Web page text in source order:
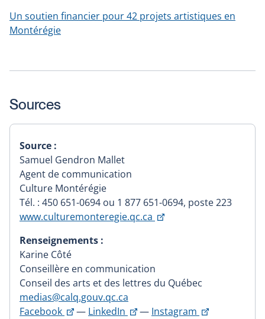
Un soutien financier pour 42 projets artistiques en
Montérégie
Sources
Source :
Samuel Gendron Mallet
Agent de communication
Culture Montérégie
Tél. : 450 651-0694 ou 1 877 651-0694, poste 223
www.culturemonteregie.qc.ca
Ce
nouvelle
Renseignements :
Karine Côté
Conseillère en communication
Conseil des arts et des lettres du Québec
medias@calq.gouv.qc.ca
Facebook
Ce
— LinkedIn
Ce
— Instagram
Ce